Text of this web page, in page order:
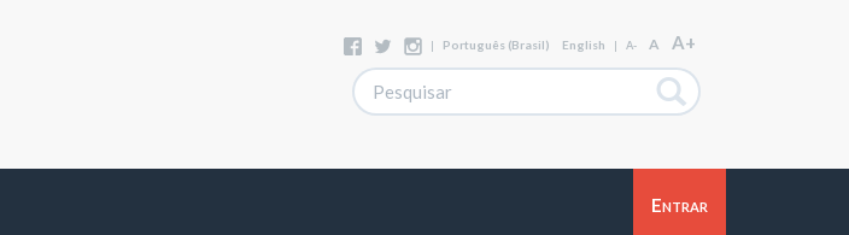
| Português (Brasil) English | A- A A+
Entrar